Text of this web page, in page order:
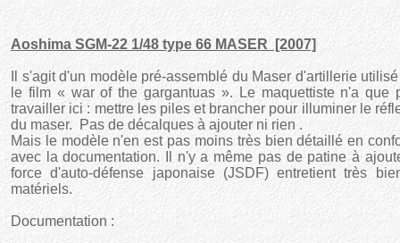
Aoshima SGM-22 1/48 type 66 MASER [2007]
Il s'agit d'un modèle pré-assemblé du Maser d'artillerie
le film « war of the gargantuas ». Le maquettiste n'a que
travailler ici : mettre les piles et brancher pour illuminer le
du maser. Pas de décalques à ajouter ni rien .
Mais le modèle n'en est pas moins très bien détaillé en
avec la documentation. Il n'y a même pas de patine à
force d'auto-défense japonaise (JSDF) entretient très
matériels.
Documentation :